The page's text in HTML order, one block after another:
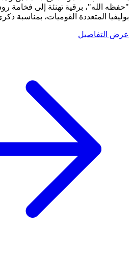
"حفظه الله"، برقية تهنئة إلى فخامة
بوليفيا المتعددة القوميات، بمناسبة
عرض التفاصيل